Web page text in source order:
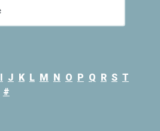
I J K L M N O P Q R S T
#